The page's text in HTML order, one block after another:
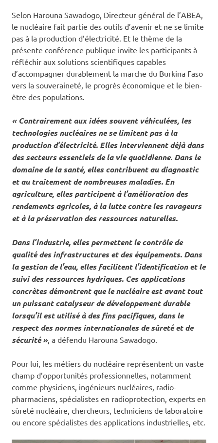
Selon Harouna Sawadogo, Directeur général de l’ABEA,
le nucléaire fait partie des outils d’avenir et ne se limite
pas à la production d’électricité. Et le thème de la
présente conférence publique invite les participants à
réfléchir aux solutions scientifiques capables
d’accompagner durablement la marche du Burkina Faso
vers la souveraineté, le progrès économique et le bien-
être des populations.
« Contrairement aux idées souvent véhiculées, les
technologies nucléaires ne se limitent pas à la
production d’électricité. Elles interviennent déjà dans
des secteurs essentiels de la vie quotidienne. Dans le
domaine de la santé, elles contribuent au diagnostic
et au traitement de nombreuses maladies. En
agriculture, elles participent à l’amélioration des
rendements agricoles, à la lutte contre les ravageurs
et à la préservation des ressources naturelles.
Dans l’industrie, elles permettent le contrôle de
qualité des infrastructures et des équipements. Dans
la gestion de l’eau, elles facilitent l’identification et le
suivi des ressources hydriques. Ces applications
concrètes démontrent que le nucléaire est avant tout
un puissant catalyseur de développement durable
lorsqu’il est utilisé à des fins pacifiques, dans le
respect des normes internationales de sûreté et de
sécurité » , a défendu Harouna Sawadogo.
Pour lui, les métiers du nucléaire représentent un vaste
champ d’opportunités professionnelles, notamment
comme physiciens, ingénieurs nucléaires, radio-
pharmaciens, spécialistes en radioprotection, experts en
sûreté nucléaire, chercheurs, techniciens de laboratoire
ou encore spécialistes des applications industrielles, etc.